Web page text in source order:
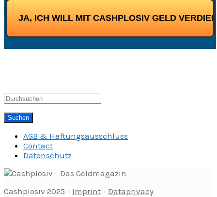
AGB & Haftungsausschluss
Contact
Datenschutz
Cashplosiv 2025 - Imprint - Dataprivacy